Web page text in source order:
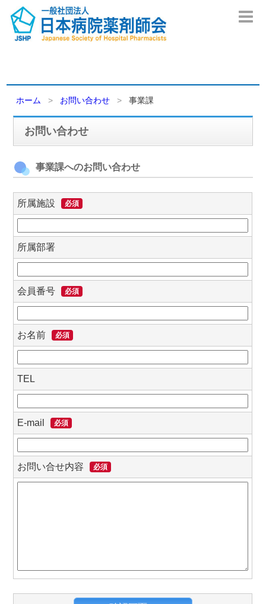
ホーム お問い合わせ 事業課
お問い合わせ
事業課へのお問い合わせ
所属施設 必須
所属部署
会員番号 必須
お名前 必須
TEL
E-mail 必須
お問い合せ内容 必須